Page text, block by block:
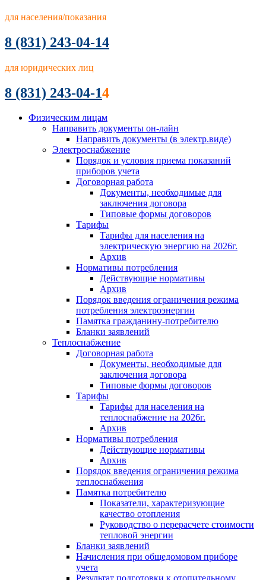
для населения/показания
8 (831) 243-04-14
для юридических лиц
8 (831) 243-04-14
Физическим лицам
Направить документы он-лайн
Направить документы (в электр.виде)
Электроснабжение
Порядок и условия приема показаний
приборов учета
Договорная работа
Документы, необходимые для
заключения договора
Типовые формы договоров
Тарифы
Тарифы для населения на
электрическую энергию на 2026г.
Архив
Нормативы потребления
Действующие нормативы
Архив
Порядок введения ограничения режима
потребления электроэнергии
Памятка гражданину-потребителю
Бланки заявлений
Теплоснабжение
Договорная работа
Документы, необходимые для
заключения договора
Типовые формы договоров
Тарифы
Тарифы для населения на
теплоснабжение на 2026г.
Архив
Нормативы потребления
Действующие нормативы
Архив
Порядок введения ограничения режима
теплоснабжения
Памятка потребителю
Показатели, характеризующие
качество отопления
Руководство о перерасчете стоимости
тепловой энергии
Бланки заявлений
Начисления при общедомовом приборе
учета